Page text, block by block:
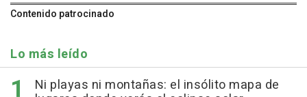
Contenido patrocinado
Lo más leído
Ni playas ni montañas: el insólito mapa de